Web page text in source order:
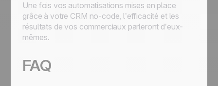
Une fois vos automatisations mises en place
grâce à votre CRM no-code, l’efficacité et les
résultats de vos commerciaux parleront d’eux-
mêmes.
FAQ